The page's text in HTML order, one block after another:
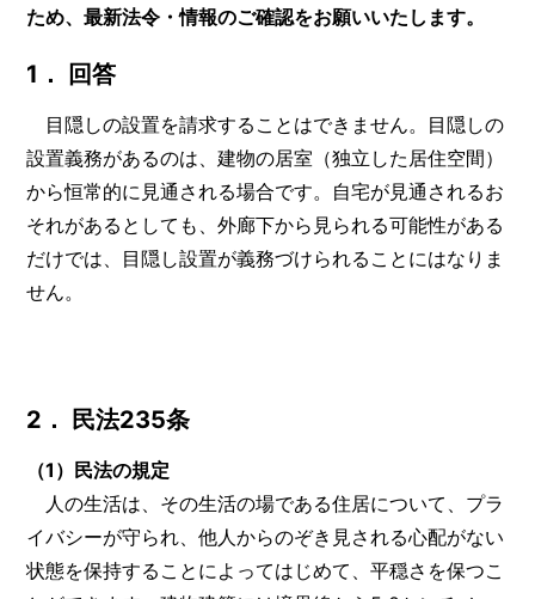
ため、最新法令・情報のご確認をお願いいたします。
1． 回答
目隠しの設置を請求することはできません。目隠しの
設置義務があるのは、建物の居室（独立した居住空間）
から恒常的に見通される場合です。自宅が見通されるお
それがあるとしても、外廊下から見られる可能性がある
だけでは、目隠し設置が義務づけられることにはなりま
せん。
2． 民法235条
（1）民法の規定
人の生活は、その生活の場である住居について、プラ
イバシーが守られ、他人からのぞき見される心配がない
状態を保持することによってはじめて、平穏さを保つこ